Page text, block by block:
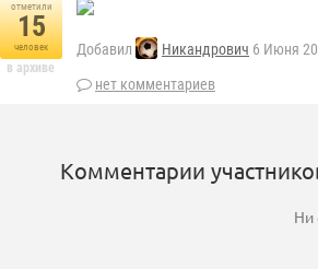
отметили
15
человек
в архиве
Добавил Никандрович 6 Июня
нет комментариев
Комментарии
Ни